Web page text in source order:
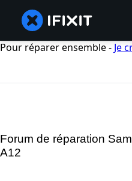
Pour réparer ensemble - Je
Forum de réparation
A12